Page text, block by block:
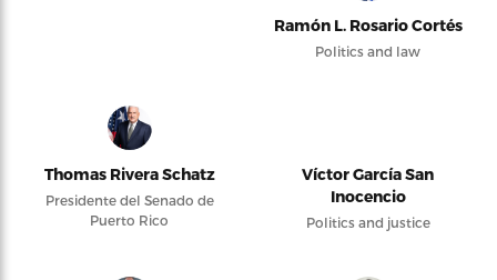
Ramón L. Rosario Cortés
Politics and law
Thomas Rivera Schatz
Presidente del Senado de
Puerto Rico
Víctor García San
Inocencio
Politics and justice